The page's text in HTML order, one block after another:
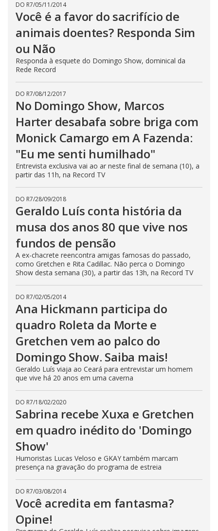
DO R7/05/11/2014
Você é a favor do sacrifício de
animais doentes? Responda Sim
ou Não
Responda à esquete do Domingo Show, dominical da
Rede Record
DO R7/08/12/2017
No Domingo Show, Marcos
Harter desabafa sobre briga com
Monick Camargo em A Fazenda:
"Eu me senti humilhado"
Entrevista exclusiva vai ao ar neste final de semana (10), a
partir das 11h, na Record TV
DO R7/28/09/2018
Geraldo Luís conta história da
musa dos anos 80 que vive nos
fundos de pensão
A ex-chacrete reencontra amigas famosas do passado,
como Gretchen e Rita Cadillac. Não perca o Domingo
Show desta semana (30), a partir das 13h, na Record TV
DO R7/02/05/2014
Ana Hickmann participa do
quadro Roleta da Morte e
Gretchen vem ao palco do
Domingo Show. Saiba mais!
Geraldo Luís viaja ao Ceará para entrevistar um homem
que vive há 20 anos em uma caverna
DO R7/18/02/2020
Sabrina recebe Xuxa e Gretchen
em quadro inédito do 'Domingo
Show'
Humoristas Lucas Veloso e GKAY também marcam
presença na gravação do programa de estreia
DO R7/03/08/2014
Você acredita em fantasma?
Opine!